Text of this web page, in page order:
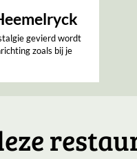
gevierd wordt
zoals bij je